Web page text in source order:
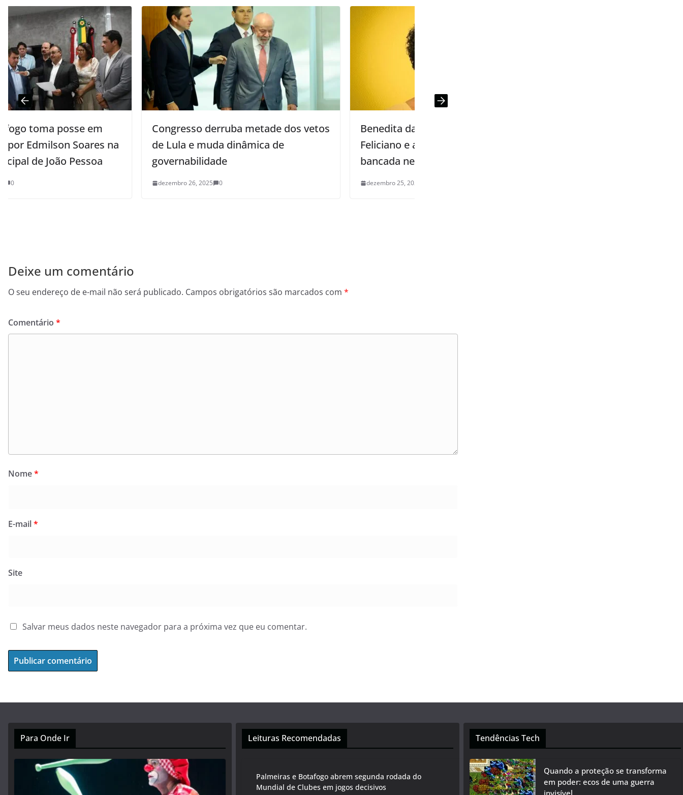
Congresso derruba metade dos vetos
de Lula e muda dinâmica de
governabilidade
Benedita da Silva substitui Damião
Feliciano e assume comando da
bancada negra da Câmara
Deixe um comentário
O seu endereço de e-mail não será publicado. Campos obrigatórios são marcados com *
Comentário *
Nome*
E-mail*
Site
Salvar meus dados neste navegador para a próxima vez que eu comentar.
Para Onde Ir Leituras Recomendadas
Palmeiras e Botafogo abrem segunda rodada do
Mundial de Clubes em jogos decisivos
Tendências Tech
Quando a proteção se transforma
em poder: ecos de uma guerra
invisível